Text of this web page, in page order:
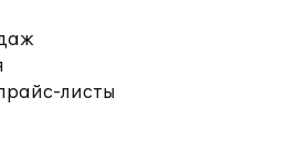
листы